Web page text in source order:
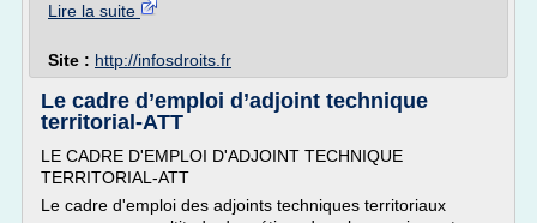
Lire la suite
Site : http://infosdroits.fr
Le cadre d’emploi d’adjoint technique
territorial-ATT
LE CADRE D'EMPLOI D'ADJOINT TECHNIQUE
TERRITORIAL-ATT
Le cadre d'emploi des adjoints techniques territoriaux